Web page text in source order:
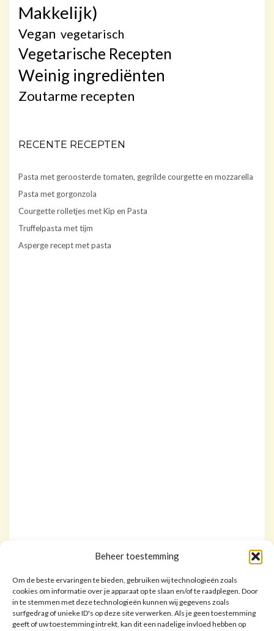
Beheer toestemming
Om de beste ervaringen te bieden, gebruiken wij technologieën zoals
cookies om informatie over je apparaat op te slaan en/of te raadplegen. Door
in te stemmen met deze technologieën kunnen wij gegevens zoals
surfgedrag of unieke ID's op deze site verwerken. Als je geen toestemming
geeft of uw toestemming intrekt, kan dit een nadelige invloed hebben op
Makkelijk)
Vegan vegetarisch
Vegetarische Recepten
Weinig ingrediënten
Zoutarme recepten
RECENTE RECEPTEN
Pasta met geroosterde tomaten, gegrilde courgette en mozzarella
Pasta met gorgonzola
Courgette rolletjes met Kip en Pasta
Truffelpasta met tijm
Asperge recept met pasta